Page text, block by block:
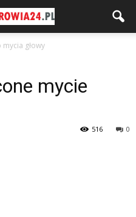
głowy
mycie
0
516